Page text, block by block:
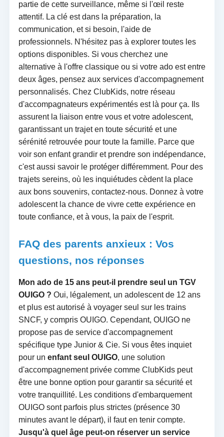
partie de cette surveillance, même si l'œil reste
attentif. La clé est dans la préparation, la
communication, et si besoin, l'aide de
professionnels. N'hésitez pas à explorer toutes les
options disponibles. Si vous cherchez une
alternative à l'offre classique ou si votre ado est entre
deux âges, pensez aux services d'accompagnement
personnalisés. Chez ClubKids, notre réseau
d'accompagnateurs expérimentés est là pour ça. Ils
assurent la liaison entre vous et votre adolescent,
garantissant un trajet en toute sécurité et une
sérénité retrouvée pour toute la famille. Parce que
voir son enfant grandir et prendre son indépendance,
c'est aussi savoir le protéger différemment. Pour des
trajets sereins, où les inquiétudes cèdent la place
aux bons souvenirs, contactez-nous. Donnez à votre
adolescent la chance de vivre cette expérience en
toute confiance, et à vous, la paix de l'esprit.
FAQ des parents anxieux : Vos
questions, nos réponses
Mon ado de 15 ans peut-il prendre seul un TGV
OUIGO ? Oui, légalement, un adolescent de 12 ans
et plus est autorisé à voyager seul sur les trains
SNCF, y compris OUIGO. Cependant, OUIGO ne
propose pas de service d'accompagnement
spécifique type Junior & Cie. Si vous êtes inquiet
pour un enfant seul OUIGO, une solution
d'accompagnement privée comme ClubKids peut
être une bonne option pour garantir sa sécurité et
votre tranquillité. Les conditions d'embarquement
OUIGO sont parfois plus strictes (présence 30
minutes avant le départ), il faut en tenir compte.
Jusqu'à quel âge peut-on réserver un service